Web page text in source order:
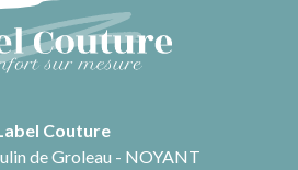
Couture
de Groleau - NOYANT